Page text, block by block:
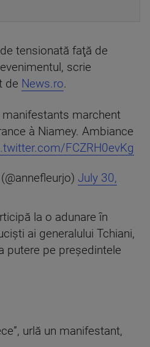
tensionată faţă de
scrie
de News.ro.
manifestants marchent
à Niamey. Ambiance
FCZRH0evKg
July 30,
la o adunare în
ai generalului Tchiani,
putere pe preşedintele
urlă un manifestant,